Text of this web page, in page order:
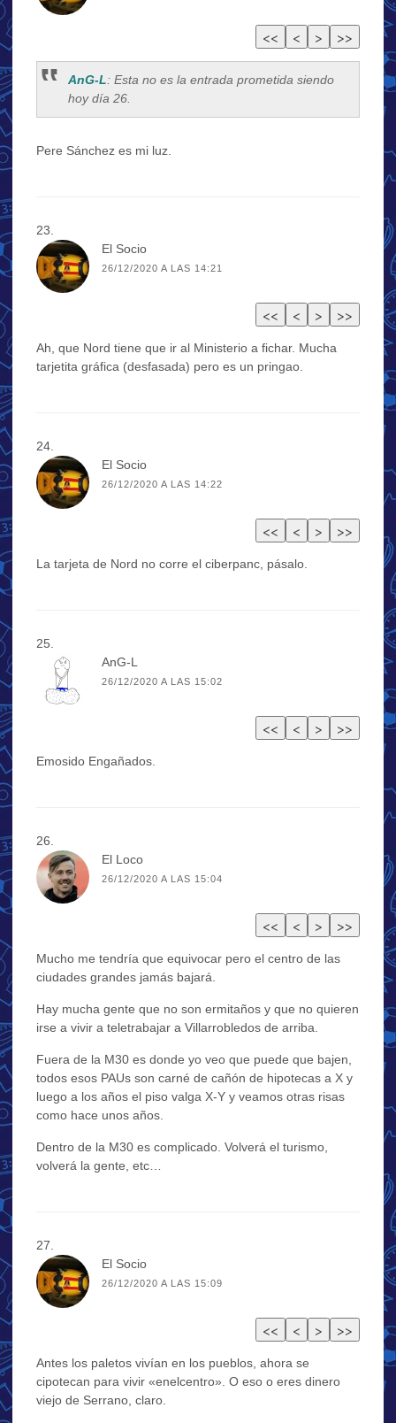
AnG-L: Esta no es la entrada prometida siendo
hoy día 26.
Pere Sánchez es mi luz.
El Socio
26/12/2020 A LAS 14:21
Ah, que Nord tiene que ir al Ministerio a fichar. Mucha
tarjetita gráfica (desfasada) pero es un pringao.
El Socio
26/12/2020 A LAS 14:22
La tarjeta de Nord no corre el ciberpanc, pásalo.
AnG-L
26/12/2020 A LAS 15:02
Emosido Engañados.
El Loco
26/12/2020 A LAS 15:04
Mucho me tendría que equivocar pero el centro de las
ciudades grandes jamás bajará.
Hay mucha gente que no son ermitaños y que no quieren
irse a vivir a teletrabajar a Villarrobledos de arriba.
Fuera de la M30 es donde yo veo que puede que bajen,
todos esos PAUs son carné de cañón de hipotecas a X y
luego a los años el piso valga X-Y y veamos otras risas
como hace unos años.
Dentro de la M30 es complicado. Volverá el turismo,
volverá la gente, etc…
El Socio
26/12/2020 A LAS 15:09
Antes los paletos vivían en los pueblos, ahora se
cipotecan para vivir «enelcentro». O eso o eres dinero
viejo de Serrano, claro.